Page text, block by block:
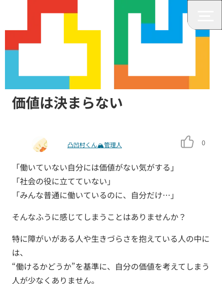
“働ける・働けない”だけで人の
価値は決まらない
凸凹村くん🏔管理人 0
「働いていない自分には価値がない気がする」
「社会の役に立てていない」
「みんな普通に働いているのに、自分だけ…」
そんなふうに感じてしまうことはありませんか？
特に障がいがある人や生きづらさを抱えている人の中に
は、
“働けるかどうか”を基準に、自分の価値を考えてしまう
人が少なくありません。